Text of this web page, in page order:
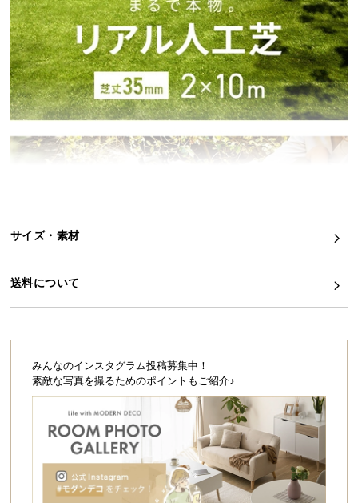
シ
ョ
ッ
ピ
ン
グ
ガ
支
に
つ
て
配
送
サイズ・素材
送料について
みんなのインスタグラム投稿募集中！
素敵な写真を撮るためのポイントもご紹介♪